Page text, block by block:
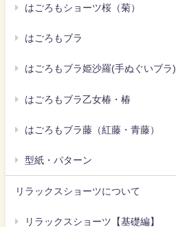
はごろもショーツ桜（菊）
はごろもブラ
はごろもブラ姫沙羅(手ぬぐいブラ)
はごろもブラ乙女椿・椿
はごろもブラ藤（紅藤・青藤）
型紙・パターン
リラックスショーツについて
リラックスショーツ【基礎編】